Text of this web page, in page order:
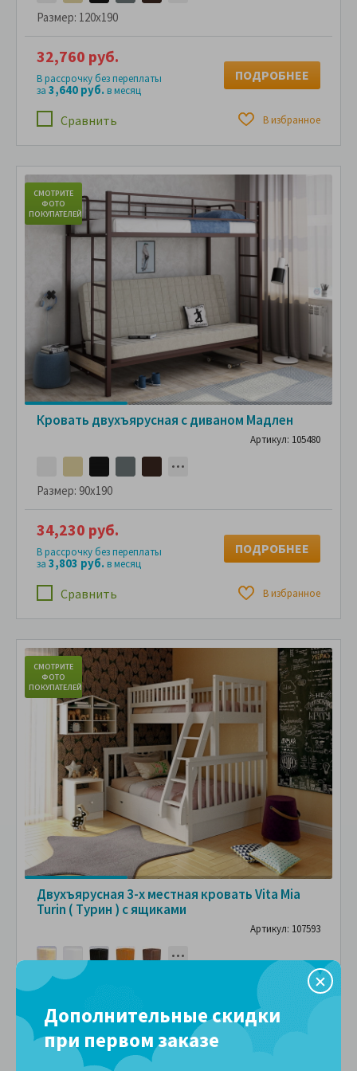
Размер: 120x190
Сравнить В избранное
32,760 руб.
В рассрочку без переплаты
за 3,640 руб.в месяц
ПОДРОБНЕЕ
СМОТРИТЕ
ФОТО
ПОКУПАТЕЛЕЙ
Кровать двухъярусная с диваном Мадлен
Артикул: 105480
Размер: 90x190
Сравнить В избранное
34,230 руб.
В рассрочку без переплаты
за 3,803 руб.в месяц
ПОДРОБНЕЕ
СМОТРИТЕ
ФОТО
ПОКУПАТЕЛЕЙ
Двухъярусная 3-х местная кровать Vita Mia
Turin ( Турин ) с ящиками
Артикул: 107593
80x180 - 51 800 руб.
51,800 руб.
В рассрочку без переплаты
5,755 руб. в месяц
ПОДРОБНЕЕ
Дополнительные скидки
при первом заказе